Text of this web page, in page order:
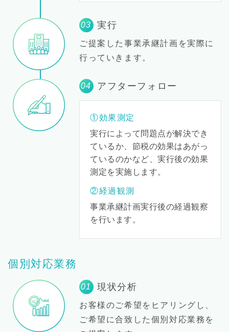
03 実行
ご提案した事業承継計画を実際に
行っていきます。
04 アフターフォロー
①効果測定
実行によって問題点が解決でき
ているか、節税の効果はあがっ
ているのかなど、実行後の効果
測定を実施します。
②経過観測
事業承継計画実行後の経過観察
を行います。
個別対応業務
01 現状分析
お客様のご希望をヒアリングし、
ご希望に合致した個別対応業務を